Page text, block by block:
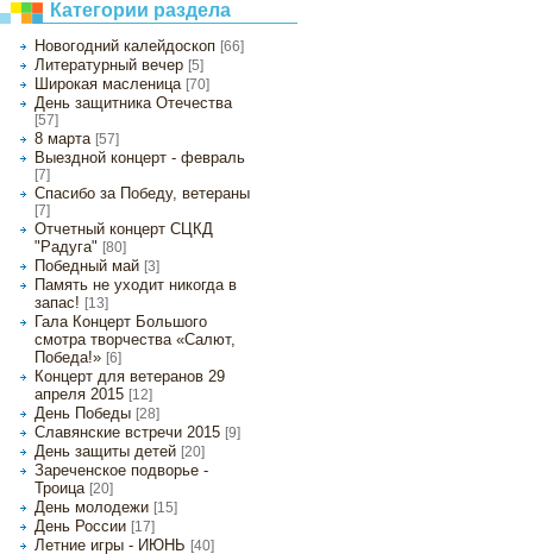
Категории раздела
Новогодний калейдоскоп [66]
Литературный вечер [5]
Широкая масленица [70]
День защитника Отечества
[57]
8 марта [57]
Выездной концерт - февраль
[7]
Спасибо за Победу, ветераны
[7]
Отчетный концерт СЦКД
"Радуга" [80]
Победный май [3]
Память не уходит никогда в
запас! [13]
Гала Концерт Большого
смотра творчества «Салют,
Победа!» [6]
Концерт для ветеранов 29
апреля 2015 [12]
День Победы [28]
Славянские встречи 2015 [9]
День защиты детей [20]
Зареченское подворье -
Троица [20]
День молодежи [15]
День России [17]
Летние игры - ИЮНЬ [40]